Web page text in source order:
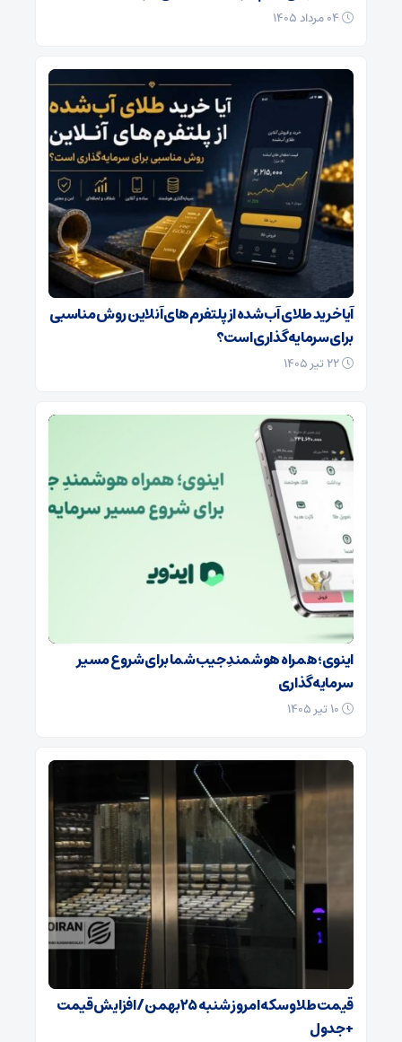
آیا خرید طلای آب‌شده از پلتفرم‌های آنلاین روش مناسبی
برای سرمایه‌گذاری است؟
اینوی؛ همراه هوشمندِ جیب شما برای شروع مسیر
سرمایه‌گذاری
قیمت طلا و سکه امروز شنبه ۲۵بهمن/ افزایش قیمت
+ جدول